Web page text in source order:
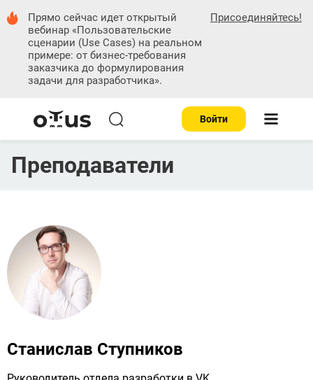
Прямо сейчас идетоткрытый
вебинар «Пользовательские
сценарии (Use Cases) на реальном
примере: от бизнес-требования
заказчика до формулирования
задачи для разработчика».
Присоединяйтесь!
Войти
Преподаватели
Станислав Ступников